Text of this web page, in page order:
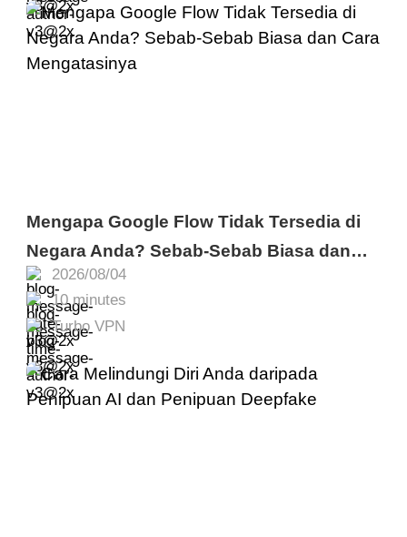
2026/08/04
10 minutes
Turbo VPN
Mengapa Google Flow Tidak Tersedia di
Negara Anda? Sebab-Sebab Biasa dan
Cara Mengatasinya